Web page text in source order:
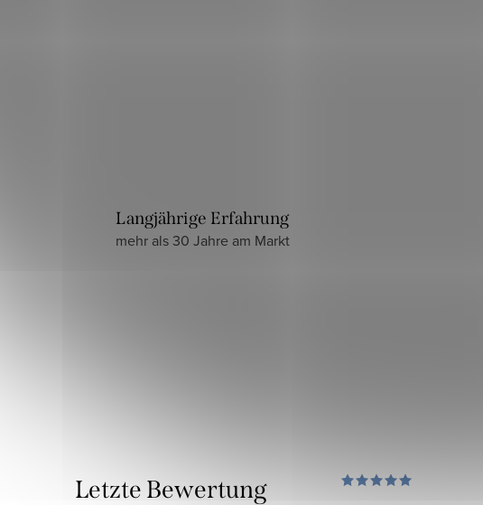
Langjährige Erfahrung
mehr als 30 Jahre am Markt
Letzte Bewertung